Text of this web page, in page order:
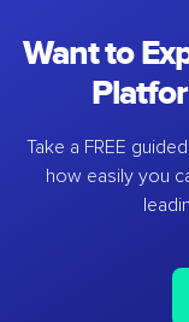
Want to
Take a FREE
how easily you